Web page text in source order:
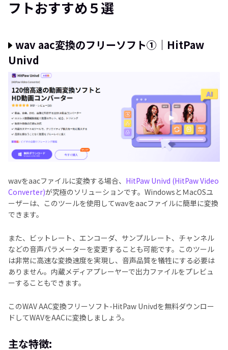
フトおすすめ５選
wav aac変換のフリーソフト①｜HitPaw
Univd
wavをaacファイルに変換する場合、 HitPaw Univd (HitPaw Video
Converter)が究極のソリューションです。WindowsとＭacOSユ
ーザーは、このツールを使用してwavをaacファイルに簡単に変換
できます。
また、ビットレート、エンコーダ、サンプルレート、チャンネル
などの音声パラメーターを変更することも可能です。このツール
は非常に高速な変換速度を実現し、音声品質を犠牲にする必要は
ありません。内蔵メディアプレーヤーで出力ファイルをプレビュ
ーすることもできます。
このWAV AAC変換フリーソフト-HitPaw Univdを無料ダウンロー
ドしてWAVをAACに変換しましょう。
主な特徴: